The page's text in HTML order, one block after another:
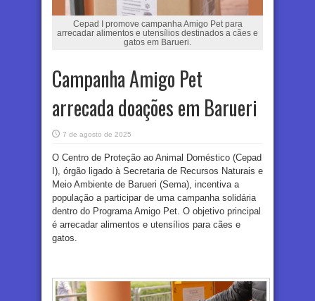
Cepad I promove campanha Amigo Pet para
arrecadar alimentos e utensílios destinados a cães e
gatos em Barueri.
Campanha Amigo Pet
arrecada doações em Barueri
7 de agosto de 2025
O Centro de Proteção ao Animal Doméstico (Cepad
I), órgão ligado à Secretaria de Recursos Naturais e
Meio Ambiente de Barueri (Sema), incentiva a
população a participar de uma campanha solidária
dentro do Programa Amigo Pet. O objetivo principal
é arrecadar alimentos e utensílios para cães e
gatos.